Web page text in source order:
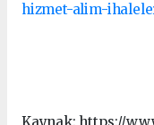
hizmet-alim-